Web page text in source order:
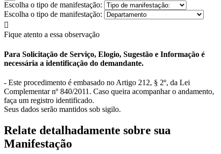
Escolha o tipo de manifestação:
Escolha o tipo de manifestação:
Fique atento a essa observação
Para Solicitação de Serviço, Elogio, Sugestão e Informação é
necessária a identificação do demandante.
- Este procedimento é embasado no Artigo 212, § 2º, da Lei
Complementar nº 840/2011. Caso queira acompanhar o andamento,
faça um registro identificado.
Seus dados serão mantidos sob sigilo.
Relate detalhadamente sobre sua
Manifestação